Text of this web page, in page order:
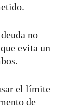
no
evita un
el límite
de